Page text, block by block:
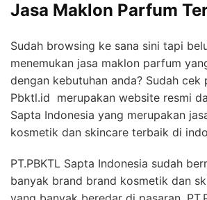
Jasa Maklon Parfum
Sudah browsing ke sana sini tapi
menemukan jasa maklon parfum
dengan kebutuhan anda? Sudah cek
Pbktl.id merupakan website resmi
Sapta Indonesia yang merupakan
kosmetik dan skincare terbaik di
PT.PBKTL Sapta Indonesia sudah
banyak brand brand kosmetik dan